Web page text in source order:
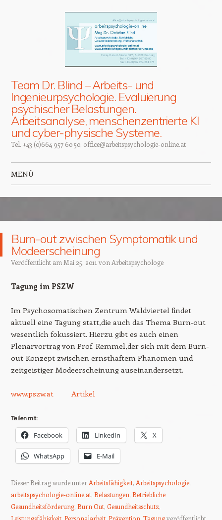
Team Dr. Blind – Arbeits- und
Ingenieurpsychologie. Evaluierung
psychischer Belastungen.
Arbeitsanalyse, menschenzentrierte KI
und cyber-physische Systeme.
Tel. +43 (0)664 957 60 50, office@arbeitspsychologie-online.at
MENÜ
Burn-out zwischen Symptomatik und
Modeerscheinung
Veröffentlicht am Mai 25, 2011 von Arbeitspsychologe
Tagung im PSZW
Im Psychosomatischen Zentrum Waldviertel findet
aktuell eine Tagung statt,die auch das Thema Burn-out
wesentlich fokussiert. Hierzu gibt es auch einen
Plenarvortrag von Prof. Remmel,der sich mit dem Burn-
out-Konzept zwischen ernsthaftem Phänomen und
zeitgeistiger Modeerscheinung auseinandersetzt.
www.pszw.at Artikel
Teilen mit:
Facebook LinkedIn X
WhatsApp E-Mail
Dieser Beitrag wurde unter Arbeitsfähigkeit, Arbeitspsychologie,
arbeitspsychologie-online.at, Belastungen, Betriebliche
Gesundheitsförderung, Burn Out, Gesundheitsschutz,
Leistungsfähigkeit, Personalarbeit, Prävention, Tagungveröffentlicht.